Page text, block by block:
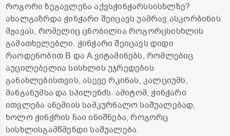
როგორი ზეგავლენა აქვსჭინჭარსსისხლზე?
ახალგაზრდა ჭინჭარი შეიცავს უამრავ ასკორბინის
მჟავას, რომელიც ცნობილია როგორცსისხლის
გამათხელებლი. ჭინჭარი შეიცავს დიდი
რაოდენობით B და A ვიტამინებს, რომლებიც
აუცილებელია სისხლის უჯრედების
განახლებისთვის, ასევე რკინას, კალციუმს,
მანგანუმსა და სპილენძს. ამიტომ, ჭინჭარი
ითვლება ანემიის სამკურნალო საშუალებად,
ხოლო ჭინჭრის ჩაი ინიშნება, როგორც
სისხლისგამწმენდი საშუალება.